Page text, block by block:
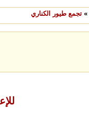
» تجمع طيور الكناري